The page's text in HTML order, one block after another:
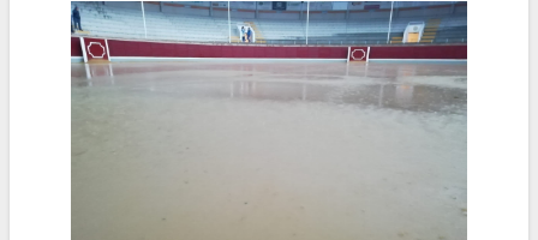
navegación